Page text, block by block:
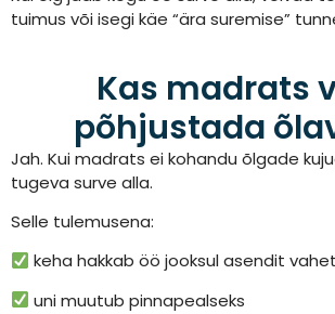
tuimus või isegi käe “ära suremise”
Kas madrats
põhjustada
Jah. Kui madrats ei kohandu õlgade
tugeva surve alla.
Selle tulemusena:
keha hakkab öö jooksul asendit
uni muutub pinnapealseks